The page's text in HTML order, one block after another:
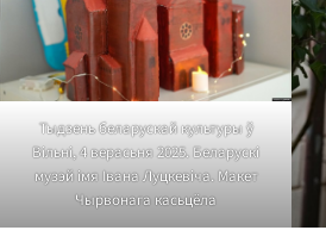
Тыдзень беларускай культуры ў
Вільні, 4 верасьня 2025. Беларускі
музэй імя Івана Луцкевіча. Макет
Чырвонага касьцёла